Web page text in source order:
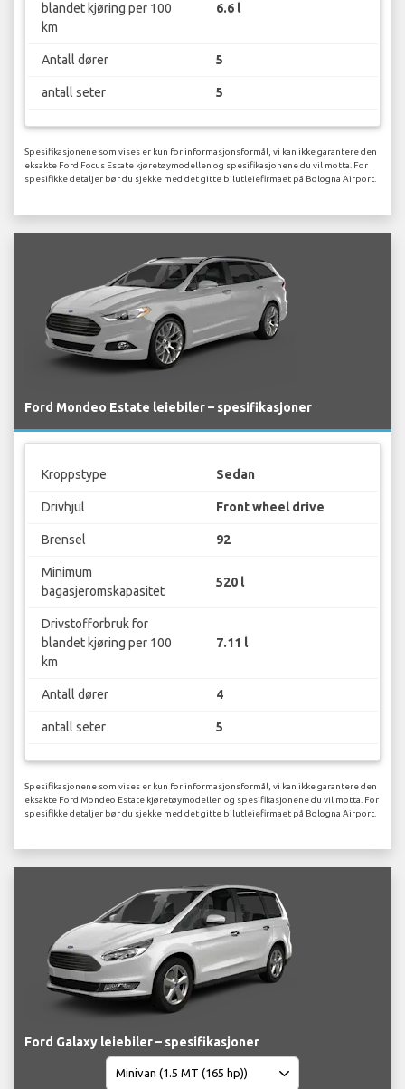
blandet kjøring per 100
km
6.6 l
Antall dører 5
antall seter 5
Spesifikasjonene som vises er kun for informasjonsformål, vi kan ikke garantere den
eksakte Ford Focus Estate kjøretøymodellen og spesifikasjonene du vil motta. For
spesifikke detaljer bør du sjekke med det gitte bilutleiefirmaet på Bologna Airport.
Ford Mondeo Estate leiebiler – spesifikasjoner
Kroppstype Sedan
Drivhjul Front wheel drive
Brensel 92
Minimum
bagasjeromskapasitet
520 l
Drivstofforbruk for
blandet kjøring per 100
km
7.11 l
Antall dører 4
antall seter 5
Spesifikasjonene som vises er kun for informasjonsformål, vi kan ikke garantere den
eksakte Ford Mondeo Estate kjøretøymodellen og spesifikasjonene du vil motta. For
spesifikke detaljer bør du sjekke med det gitte bilutleiefirmaet på Bologna Airport.
Ford Galaxy leiebiler – spesifikasjoner